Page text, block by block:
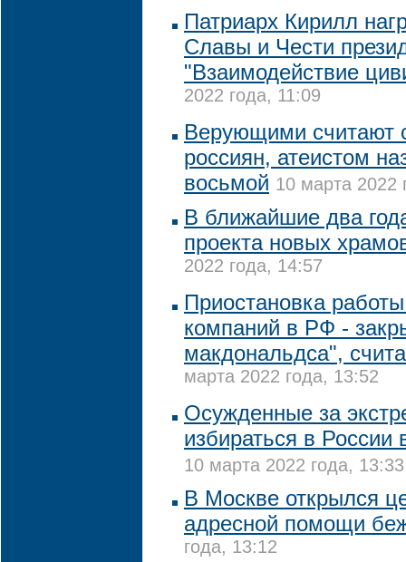
Патриарх Кирилл
Славы и Чести
"Взаимодействие
2022 года, 11:09
Верующими считают
россиян, атеистом
восьмой 10 марта 2022
В ближайшие два
проекта новых
2022 года, 14:57
Приостановка
компаний в РФ -
макдональдса",
марта 2022 года, 13:52
Осужденные за
избираться в России
10 марта 2022 года, 13:33
В Москве открылся
адресной помощи
года, 13:12